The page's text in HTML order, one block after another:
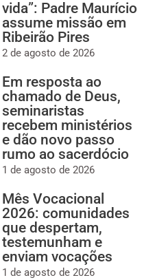
vida”: Padre Maurício
assume missão em
Ribeirão Pires
2 de agosto de 2026
Em resposta ao
chamado de Deus,
seminaristas
recebem ministérios
e dão novo passo
rumo ao sacerdócio
1 de agosto de 2026
Mês Vocacional
2026: comunidades
que despertam,
testemunham e
enviam vocações
1 de agosto de 2026